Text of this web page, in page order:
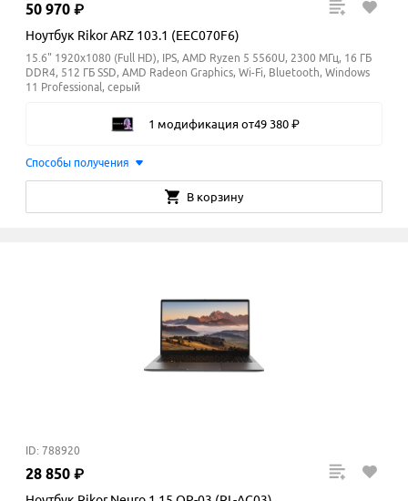
50 970 ₽
Ноутбук Rikor ARZ 103.1 (EEC070F6)
15.6" 1920x1080 (Full HD), IPS, AMD Ryzen 5 5560U, 2300 МГц, 16 ГБ
DDR4, 512 ГБ SSD, AMD Radeon Graphics, Wi-Fi, Bluetooth, Windows
11 Professional, серый
1 модификация от49 380 ₽
Способы получения
В корзину
ID: 788920
28 850 ₽